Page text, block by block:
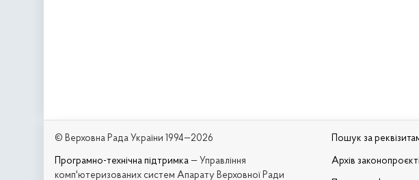
© Верховна Рада України 1994—2026
Програмно-технічна підтримка — Управління
комп'ютеризованих систем Апарату Верховної Ради
Пошук за
Архів